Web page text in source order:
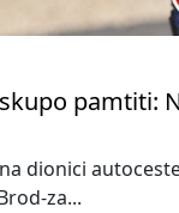
pamtiti:
dionici
za...